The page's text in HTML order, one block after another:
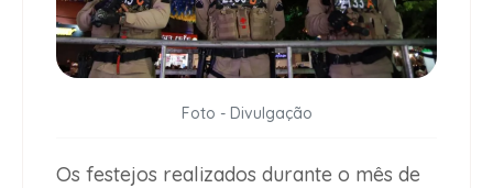
Foto - Divulgação
Os festejos realizados durante o mês de